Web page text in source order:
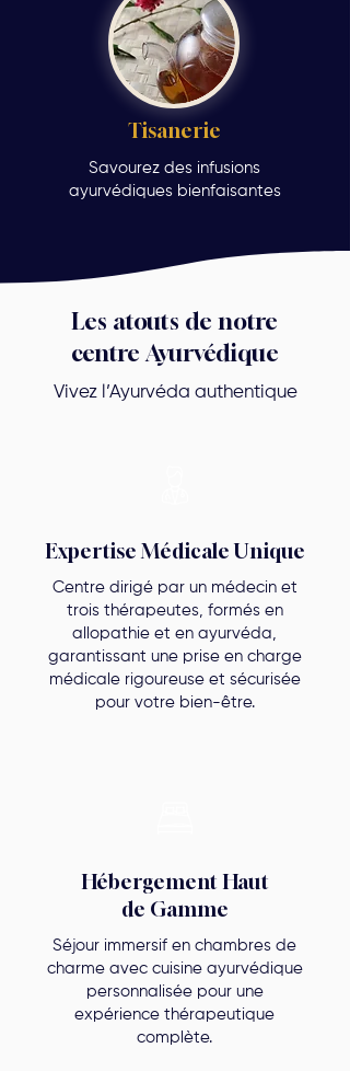
Tisanerie
Savourez des infusions
ayurvédiques bienfaisantes
Les atouts de notre
centre Ayurvédique
Vivez l’Ayurvéda authentique
Expertise Médicale Unique
Centre dirigé par un médecin et
trois thérapeutes, formés en
allopathie et en ayurvéda,
garantissant une prise en charge
médicale rigoureuse et sécurisée
pour votre bien-être.
Hébergement Haut
de Gamme
Séjour immersif en chambres de
charme avec cuisine ayurvédique
personnalisée pour une
expérience thérapeutique
complète.